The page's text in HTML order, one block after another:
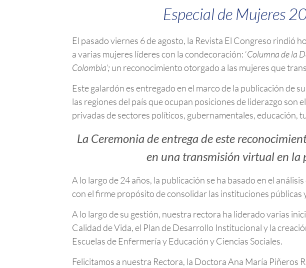
Especial de Mujeres
El pasado viernes 6 de agosto, la Revista El Congreso rindió
a varias mujeres líderes con la condecoración: ‘Columna de la
Colombia’; un reconocimiento otorgado a las mujeres que
Este galardón es entregado en el marco de la publicación de
las regiones del país que ocupan posiciones de liderazgo
privadas de sectores políticos, gubernamentales, educación,
La Ceremonia de entrega de este
en una transmisión virtual en la
A lo largo de 24 años, la publicación se ha basado en el
con el firme propósito de consolidar las instituciones públicas
A lo largo de su gestión, nuestra rectora ha liderado varias
Calidad de Vida, el Plan de Desarrollo Institucional y la
Escuelas de Enfermería y Educación y Ciencias Sociales.
Felicitamos a nuestra Rectora, la Doctora Ana María